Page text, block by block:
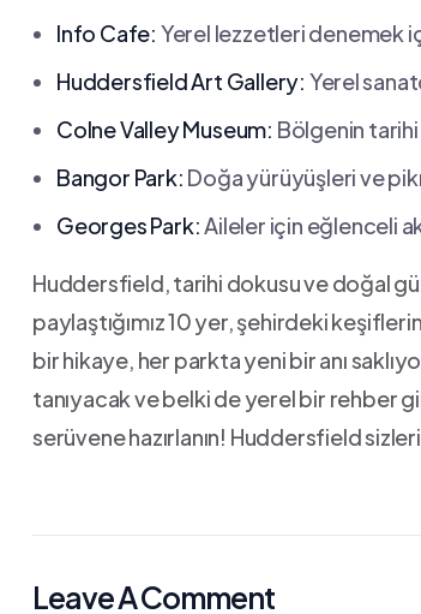
Info Cafe: Yerel lezzetleri denemek
Huddersfield Art Gallery: Yerel
Colne Valley Museum: Bölgenin
Bangor Park: ​Doğa yürüyüşleri ve
Georges Park:Aileler için eğlenceli
Huddersfield,⁢ tarihi dokusu ve doğal
paylaştığımız ⁢10 yer, şehirdeki
bir hikaye, her parkta⁢ yeni bir anı​
tanıyacak ve belki de ​yerel bir rehber​
serüvene hazırlanın! Huddersfield
Leave A Comment